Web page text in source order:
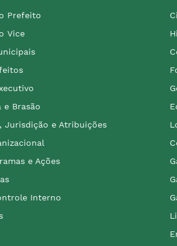
Prefeito
Vice
e Brasão
Jurisdição e Atribuições
e Ações
Interno